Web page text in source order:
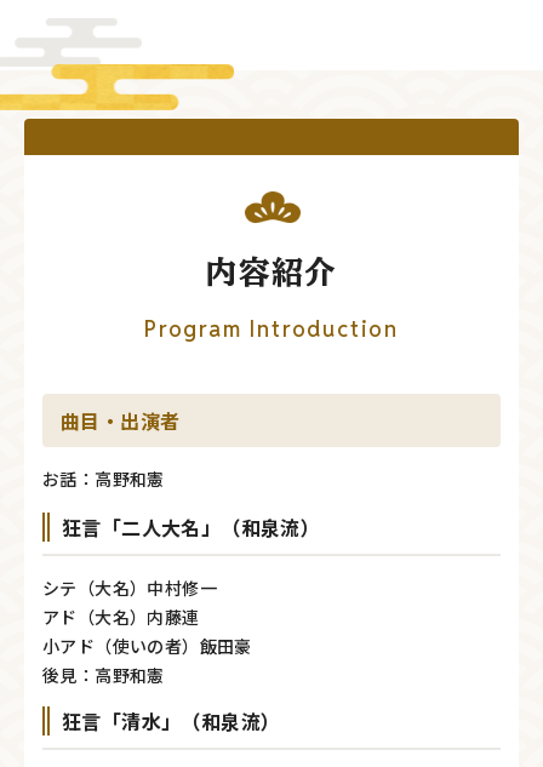
内容紹介
Program Introduction
曲目・出演者
お話：高野和憲
狂言「二人大名」（和泉流）
シテ（大名）中村修一
アド（大名）内藤連
小アド（使いの者）飯田豪
後見：高野和憲
狂言「清水」（和泉流）